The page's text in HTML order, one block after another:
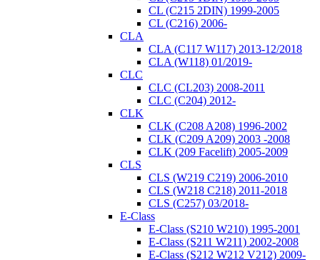
CL (C215 2DIN) 1999-2005
CL (C216) 2006-
CLA
CLA (C117 W117) 2013-12/2018
CLA (W118) 01/2019-
CLC
CLC (CL203) 2008-2011
CLC (C204) 2012-
CLK
CLK (C208 A208) 1996-2002
CLK (C209 A209) 2003 -2008
CLK (209 Facelift) 2005-2009
CLS
CLS (W219 C219) 2006-2010
CLS (W218 C218) 2011-2018
CLS (C257) 03/2018-
E-Class
E-Class (S210 W210) 1995-2001
E-Class (S211 W211) 2002-2008
E-Class (S212 W212 V212) 2009-